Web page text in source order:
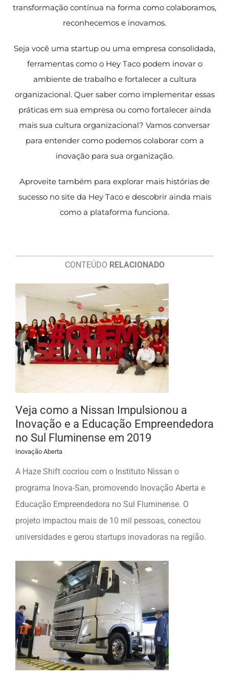
transformação contínua na forma como colaboramos,
reconhecemos e inovamos.
Seja você uma startup ou uma empresa consolidada,
ferramentas como o Hey Taco podem inovar o
ambiente de trabalho e fortalecer a cultura
organizacional. Quer saber como implementar essas
práticas em sua empresa ou como fortalecer ainda
mais sua cultura organizacional? Vamos conversar
para entender como podemos colaborar com a
inovação para sua organização.
Aproveite também para explorar mais histórias de
sucesso no site da Hey Taco e descobrir ainda mais
como a plataforma funciona.
CONTEÚDO RELACIONADO
Veja como a Nissan Impulsionou a
Inovação e a Educação Empreendedora
no Sul Fluminense em 2019
Inovação Aberta
A Haze Shift cocriou com o Instituto Nissan o
programa Inova-San, promovendo Inovação Aberta e
Educação Empreendedora no Sul Fluminense. O
projeto impactou mais de 10 mil pessoas, conectou
universidades e gerou startups inovadoras na região.